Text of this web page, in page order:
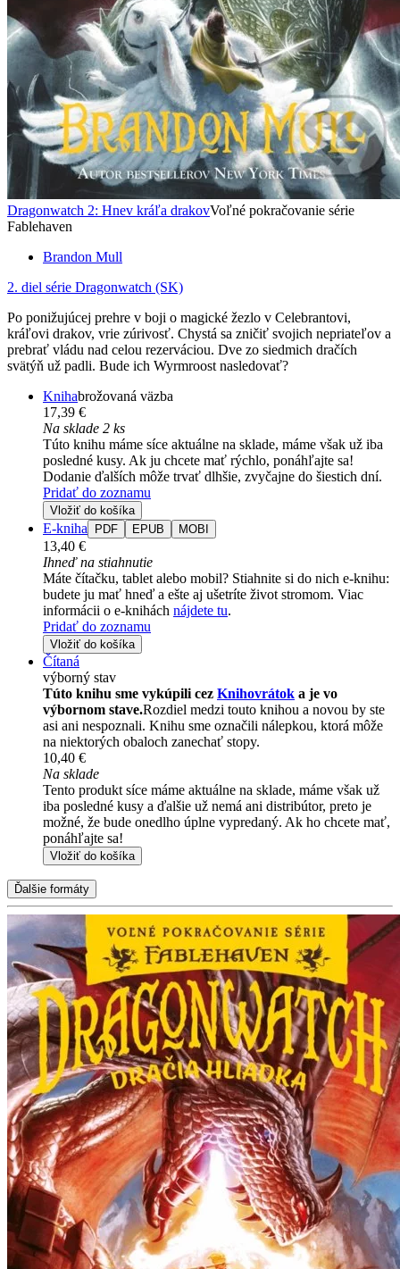
Dragonwatch 2: Hnev kráľa drakovVoľné pokračovanie série
Fablehaven
Brandon Mull
2. diel série Dragonwatch (SK)
Po ponižujúcej prehre v boji o magické žezlo v Celebrantovi,
kráľovi drakov, vrie zúrivosť. Chystá sa zničiť svojich nepriateľov a
prebrať vládu nad celou rezerváciou. Dve zo siedmich dračích
svätýň už padli. Bude ich Wyrmroost nasledovať?
Knihabrožovaná väzba
17,39 €
Na sklade 2 ks
Túto knihu máme síce aktuálne na sklade, máme však už iba
posledné kusy. Ak ju chcete mať rýchlo, ponáhľajte sa!
Dodanie ďalších môže trvať dlhšie, zvyčajne do šiestich dní.
Pridať do zoznamu
Vložiť do košíka
E-kniha PDF EPUB MOBI
13,40 €
Ihneď na stiahnutie
Máte čítačku, tablet alebo mobil? Stiahnite si do nich e-knihu:
budete ju mať hneď a ešte aj ušetríte život stromom. Viac
informácii o e-knihách nájdete tu.
Pridať do zoznamu
Vložiť do košíka
Čítaná
výborný stav
Túto knihu sme vykúpili cez Knihovrátok a je vo
výbornom stave.Rozdiel medzi touto knihou a novou by ste
asi ani nespoznali. Knihu sme označili nálepkou, ktorá môže
na niektorých obaloch zanechať stopy.
10,40 €
Na sklade
Tento produkt síce máme aktuálne na sklade, máme však už
iba posledné kusy a ďalšie už nemá ani distribútor, preto je
možné, že bude onedlho úplne vypredaný. Ak ho chcete mať,
ponáhľajte sa!
Vložiť do košíka
Ďalšie formáty